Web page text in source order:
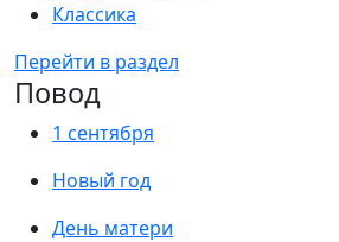
Классика
Перейти в раздел
Повод
1 сентября
Новый год
День матери